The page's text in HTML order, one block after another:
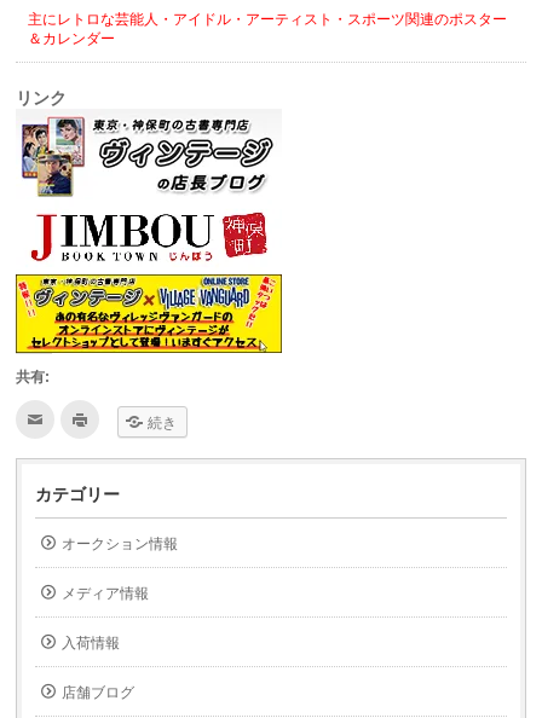
主にレトロな芸能人・アイドル・アーティスト・スポーツ関連のポスター
＆カレンダー
リンク
共有:
ク
て
友
達
へ
メ
で
送
信
(新
し
い
ィ
ク
て
印
刷
し
ィ
ン
ド
ウ
で
開
ま
す)
続き
カテゴリー
オークション情報
メディア情報
入荷情報
店舗ブログ